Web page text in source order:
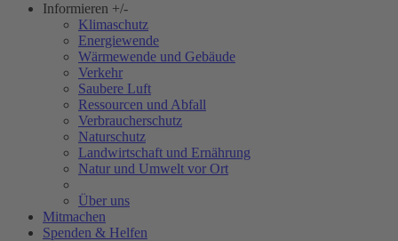
Informieren +/-
Klimaschutz
Energiewende
Wärmewende und Gebäude
Verkehr
Saubere Luft
Ressourcen und Abfall
Verbraucherschutz
Naturschutz
Landwirtschaft und Ernährung
Natur und Umwelt vor Ort
Über uns
Mitmachen
Spenden & Helfen